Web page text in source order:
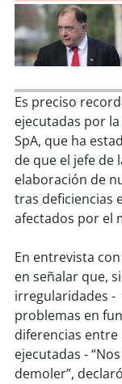
soychillán
soysancarlos
soy
soy
soycoronel
soyarauco
soy temuco
soy valdivia
soy osorno
Es preciso
ejecutadas por
SpA, que ha
de que el jefe de
elaboración de
tras deficiencias
afectados por el
En entrevista
en señalar que,
irregularidades -
problemas en
diferencias
ejecutadas -
demoler”,